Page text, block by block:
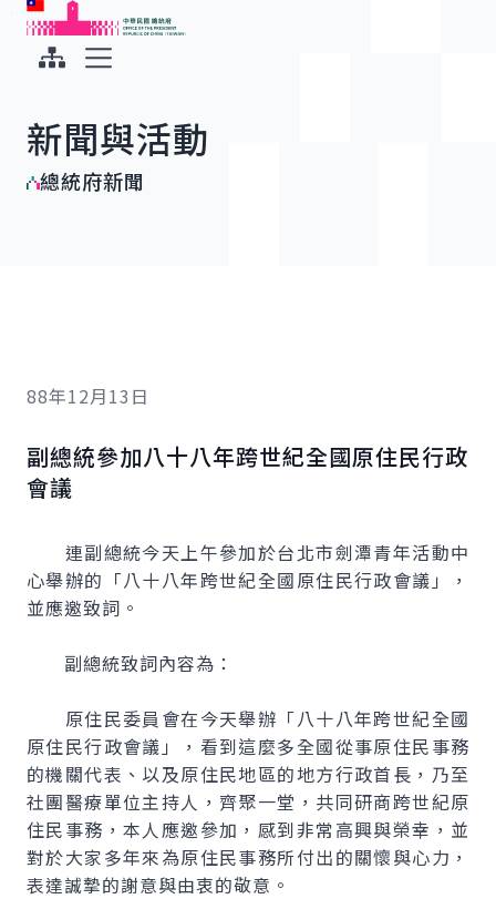
跳到主要內容
中華民國總統府
新聞與活動
總統府新聞
88年12月13日
副總統參加八十八年跨世紀全國原住民行政
會議
連副總統今天上午參加於台北市劍潭青年活動中
心舉辦的「八十八年跨世紀全國原住民行政會議」，
並應邀致詞。
副總統致詞內容為：
原住民委員會在今天舉辦「八十八年跨世紀全國
原住民行政會議」，看到這麼多全國從事原住民事務
的機關代表、以及原住民地區的地方行政首長，乃至
社團醫療單位主持人，齊聚一堂，共同研商跨世紀原
住民事務，本人應邀參加，感到非常高興與榮幸，並
對於大家多年來為原住民事務所付出的關懷與心力，
表達誠摯的謝意與由衷的敬意。